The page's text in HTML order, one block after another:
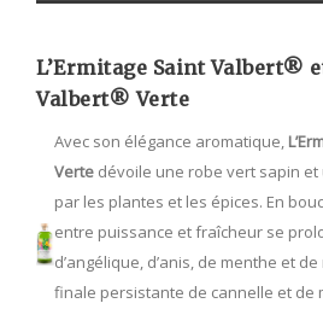
L’Ermitage Saint Valbert®
Valbert® Verte
Avec son élégance aromatique,
Verte dévoile une robe vert sapin
par les plantes et les épices. En
entre puissance et fraîcheur se
d’angélique, d’anis, de menthe et
finale persistante de cannelle et de